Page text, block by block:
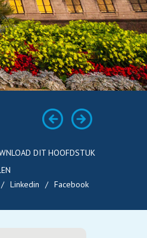
DIT HOOFDSTUK
/ Linkedin / Facebook